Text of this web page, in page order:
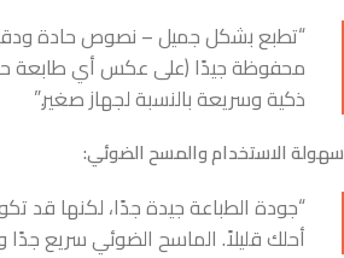
“تطبع بشكل جميل – نصوص حادة
محفوظة جيدًا (على عكس أي طابعة
ذكية وسريعة بالنسبة لجهاز صغير.”
سهولة الاستخدام والمسح الضوئي:
“جودة الطباعة جيدة جدًا، لكنها قد
أحلك قليلاً. الماسح الضوئي سريع